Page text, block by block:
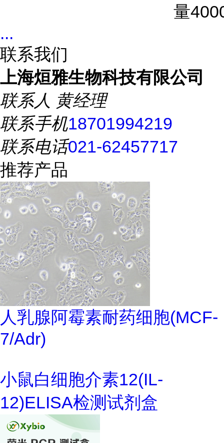
量
...
联系我们
上海烜雅生物科技有限公司
联系人 黄经理
联系手机18701994219
联系电话021-62457717
推荐产品
人乳腺阿霉素耐药细胞(MCF-
7/Adr)
小鼠白细胞介素12(IL-
12)ELISA检测试剂盒